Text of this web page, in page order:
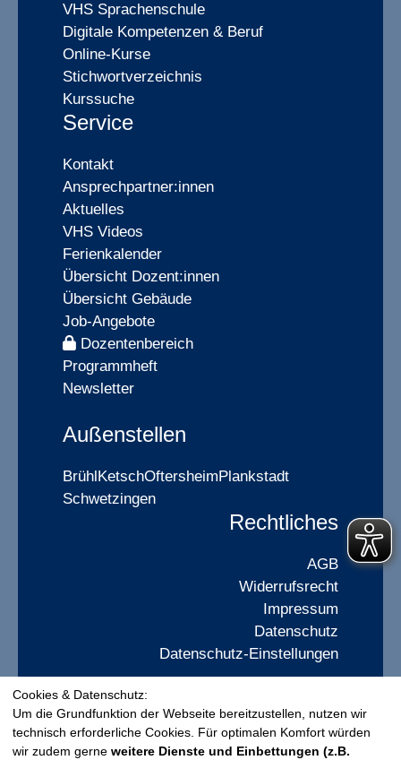
VHS Sprachenschule
Digitale Kompetenzen & Beruf
Online-Kurse
Stichwortverzeichnis
Kurssuche
Service
Kontakt
Ansprechpartner:innen
Aktuelles
VHS Videos
Ferienkalender
Übersicht Dozent:innen
Übersicht Gebäude
Job-Angebote
Dozentenbereich
Programmheft
Newsletter
Außenstellen
BrühlKetschOftersheimPlankstadt
Schwetzingen
Rechtliches
AGB
Widerrufsrecht
Impressum
Datenschutz
Datenschutz-Einstellungen
Cookies & Datenschutz:
Um die Grundfunktion der Webseite bereitzustellen, nutzen wir
technisch erforderliche Cookies. Für optimalen Komfort würden
wir zudem gerne weitere Dienste und Einbettungen (z.B.